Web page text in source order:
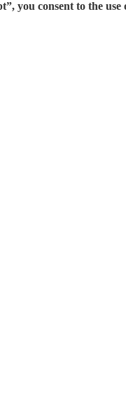
you consent to the